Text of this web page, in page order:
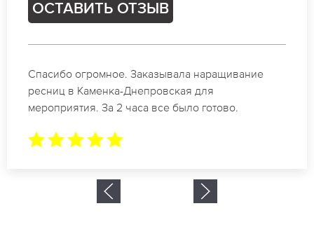
ОСТАВИТЬ ОТЗЫВ
Идеальные мастера своего дела по наращиванию
ресниц в Каменка-Днепровская. Великолепный
результат. Буду обращаться еще.